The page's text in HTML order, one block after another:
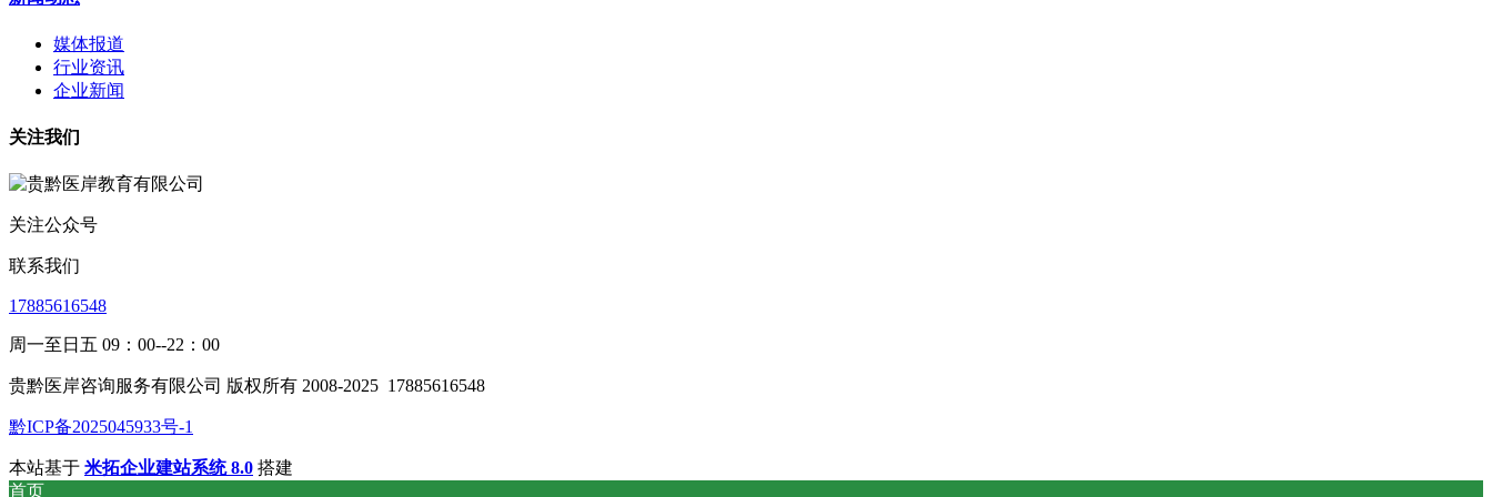
媒体报道
行业资讯
企业新闻
关注我们
关注公众号
联系我们
17885616548
周一至日五 09：00--22：00
贵黔医岸咨询服务有限公司 版权所有 2008-2025 17885616548
黔ICP备2025045933号-1
本站基于 米拓企业建站系统 8.0 搭建
首页